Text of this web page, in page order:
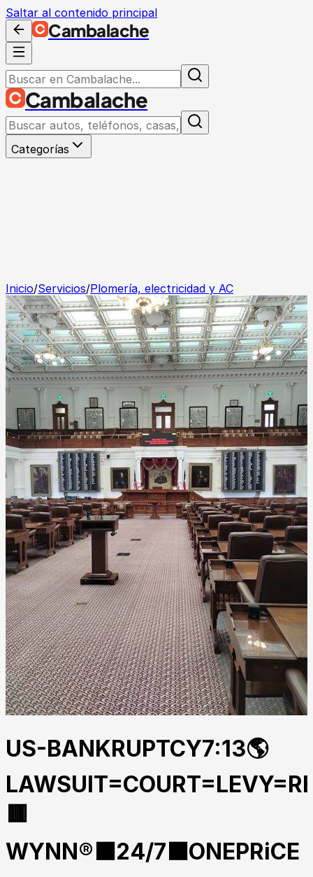
Saltar al contenido principal
Cambalache
Cambalache
Categorías
Inicio/Servicios/Plomería, electricidad y AC
US-BANKRUPTCY7:13🌎
🟥
WYNN®⬛24/7⬛ONEPRiCE